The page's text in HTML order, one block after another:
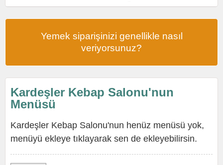
Yemek siparişinizi genellikle nasıl
veriyorsunuz?
Kardeşler Kebap Salonu'nun
Menüsü
Kardeşler Kebap Salonu'nun henüz menüsü yok,
menüyü ekleye tıklayarak sen de ekleyebilirsin.